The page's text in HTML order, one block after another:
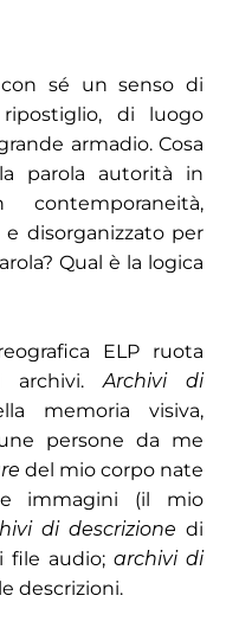
con sé un senso di
di luogo
armadio. Cosa
parola autorità in
disorganizzato per
Qual è la logica
ELP ruota
archivi.Archivi di
memoria visiva,
persone da me
del mio corpo nate
immagini (il mio
di descrizione di
file audio; archivi di
descrizioni.